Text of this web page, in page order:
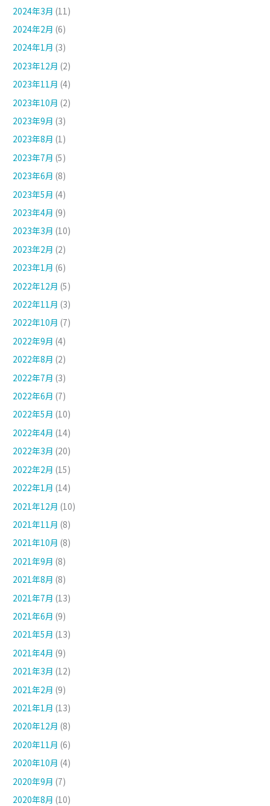
2024年3月 (11)
2024年2月 (6)
2024年1月 (3)
2023年12月 (2)
2023年11月 (4)
2023年10月 (2)
2023年9月 (3)
2023年8月 (1)
2023年7月 (5)
2023年6月 (8)
2023年5月 (4)
2023年4月 (9)
2023年3月 (10)
2023年2月 (2)
2023年1月 (6)
2022年12月 (5)
2022年11月 (3)
2022年10月 (7)
2022年9月 (4)
2022年8月 (2)
2022年7月 (3)
2022年6月 (7)
2022年5月 (10)
2022年4月 (14)
2022年3月 (20)
2022年2月 (15)
2022年1月 (14)
2021年12月 (10)
2021年11月 (8)
2021年10月 (8)
2021年9月 (8)
2021年8月 (8)
2021年7月 (13)
2021年6月 (9)
2021年5月 (13)
2021年4月 (9)
2021年3月 (12)
2021年2月 (9)
2021年1月 (13)
2020年12月 (8)
2020年11月 (6)
2020年10月 (4)
2020年9月 (7)
2020年8月 (10)